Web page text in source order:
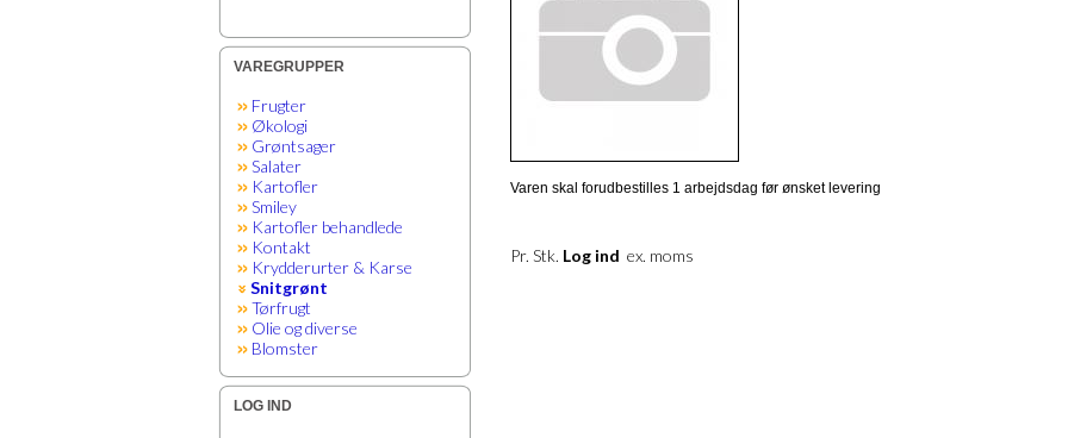
VAREGRUPPER
Frugter
Økologi
Grøntsager
Salater
Kartofler
Smiley
Kartofler behandlede
Kontakt
Krydderurter & Karse
Snitgrønt
Tørfrugt
Olie og diverse
Blomster
LOG IND
Varen skal forudbestilles 1 arbejdsdag før ønsket levering
Pr. Stk. Log ind ex. moms